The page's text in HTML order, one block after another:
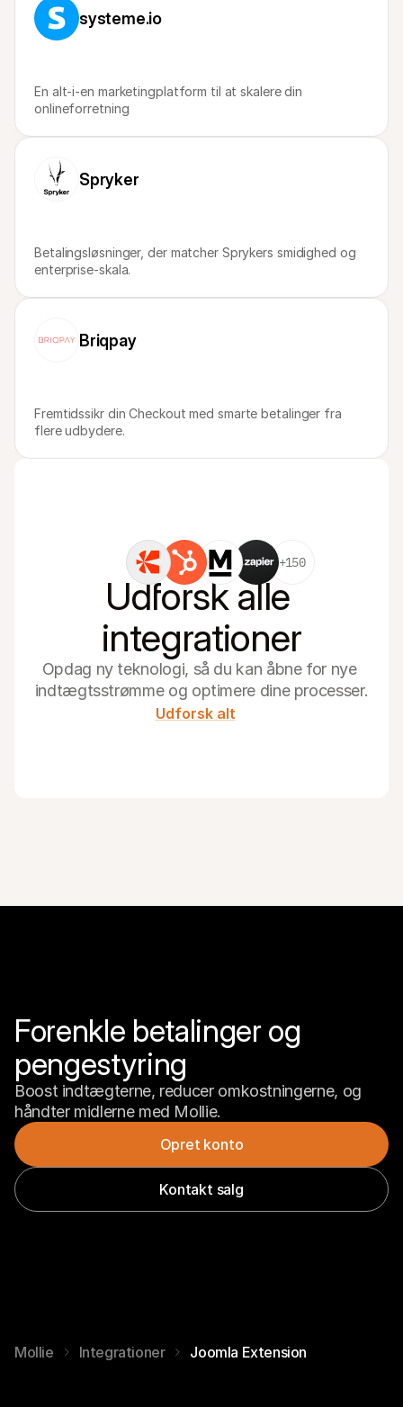
systeme.io
En alt-i-en marketingplatform til at skalere din
onlineforretning
Spryker
Betalingsløsninger, der matcher Sprykers smidighed og
enterprise-skala.
Briqpay
Fremtidssikr din Checkout med smarte betalinger fra
flere udbydere.
+150
Udforsk alle
integrationer
Opdag ny teknologi, så du kan åbne for nye
indtægtsstrømme og optimere dine processer.
Udforsk alt
Forenkle betalinger og
pengestyring
Boost indtægterne, reducer omkostningerne, og
håndter midlerne med Mollie.
Opret konto
Kontakt salg
Mollie Integrationer Joomla Extension
For kunder
Find ud af, hvorfor Mollie er på din bankudskrift
For Mollie-kunder
Oplev hvordan vi kan hjælpe din forretning